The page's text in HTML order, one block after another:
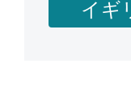
イギ